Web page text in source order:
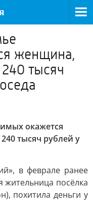
женщина,
тысяч
окажется
тысяч рублей у
в феврале ранее
жительница посёлка
похитила деньги у